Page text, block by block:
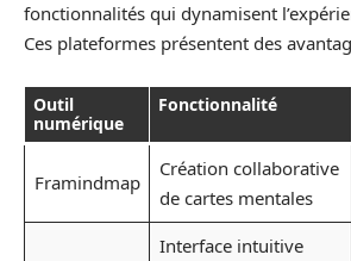
fonctionnalités qui dynamisent
Ces plateformes présentent des
Outil
numérique
Fonctionnalité
Framindmap
Création collaborative
de cartes mentales
Interface intuitive